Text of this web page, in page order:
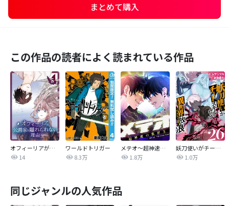
まとめて購入
この作品の読者によく読まれている作品
オフィーリアが公爵家を離れられない理由【単行本版】
14
ワールドトリガー
8.3万
メテオ～超神速の救世主～【タテヨミ】
1.8万
妖刀使いがチートスキルをもって異世界放浪 ～生まれ持ったチートは最強！！～
1.0万
同じジャンルの人気作品